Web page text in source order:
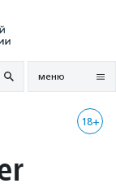
меню
18+